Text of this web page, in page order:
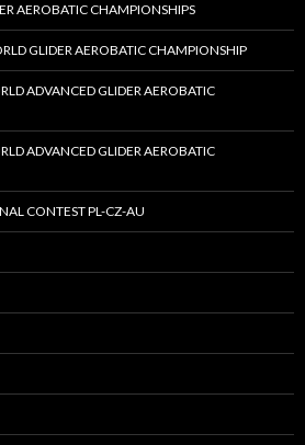
AEROBATIC CHAMPIONSHIPS
GLIDER AEROBATIC CHAMPIONSHIP
ADVANCED GLIDER AEROBATIC
ADVANCED GLIDER AEROBATIC
CONTEST PL-CZ-AU